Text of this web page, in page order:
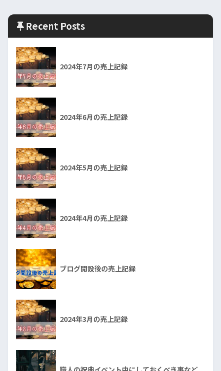
Recent Posts
2024年7月の売上記録
2024年6月の売上記録
2024年5月の売上記録
2024年4月の売上記録
ブログ開設後の売上記録
2024年3月の売上記録